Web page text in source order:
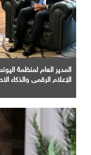
المدير العام لمنظمة
الإعلام الرقمي والذكاء